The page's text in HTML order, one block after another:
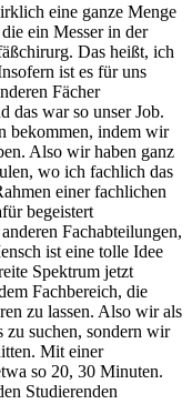
eine ganze Menge
ein Messer in der
Das heißt, ich
ist es für uns
Fächer
das war so unser Job.
bekommen, indem wir
Also wir haben ganz
wo ich fachlich das
einer fachlichen
begeistert
Fachabteilungen,
ist eine tolle Idee
Spektrum jetzt
Fachbereich, die
zu lassen. Also wir als
zu suchen, sondern wir
Mit einer
so 20, 30 Minuten.
Studierenden